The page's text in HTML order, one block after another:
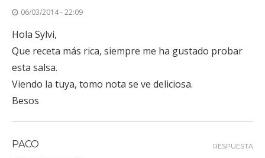
06/03/2014 - 22:09
Hola Sylvi,
Que receta más rica, siempre me ha gustado probar
esta salsa.
Viendo la tuya, tomo nota se ve deliciosa.
Besos
PACO RESPUESTA